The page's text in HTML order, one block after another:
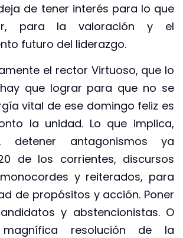
de tener interés para lo que
para la valoración y el
futuro del liderazgo.
el rector Virtuoso, que lo
que lograr para que no se
vital de ese domingo feliz es
la unidad. Lo que implica,
detener antagonismos ya
de los corrientes, discursos
y reiterados, para
de propósitos y acción. Poner
y abstencionistas. O
resolución de la